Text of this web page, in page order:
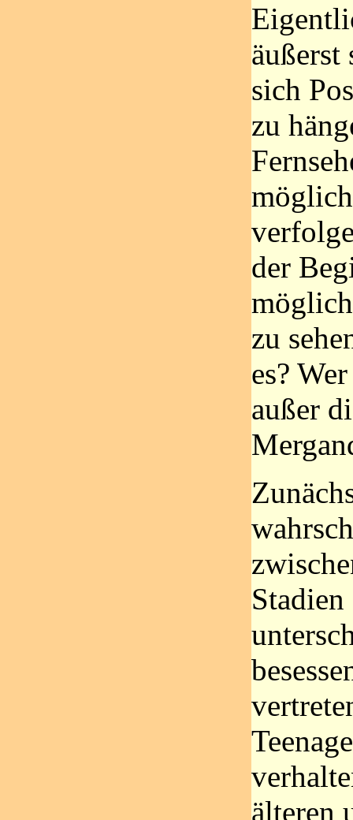
äußerst
sich
zu
der
zu
es?
außer
Stadien
älteren